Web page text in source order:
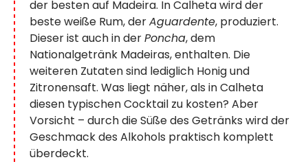
der besten auf Madeira. In Calheta wird der
beste weiße Rum, derAguardente, produziert.
Dieser ist auch in derPoncha, dem
Nationalgetränk Madeiras, enthalten. Die
weiteren Zutaten sind lediglich Honig und
Zitronensaft. Was liegt näher, als in Calheta
diesen typischen Cocktail zu kosten? Aber
Vorsicht – durch die Süße des Getränks wird der
Geschmack des Alkohols praktisch komplett
überdeckt.